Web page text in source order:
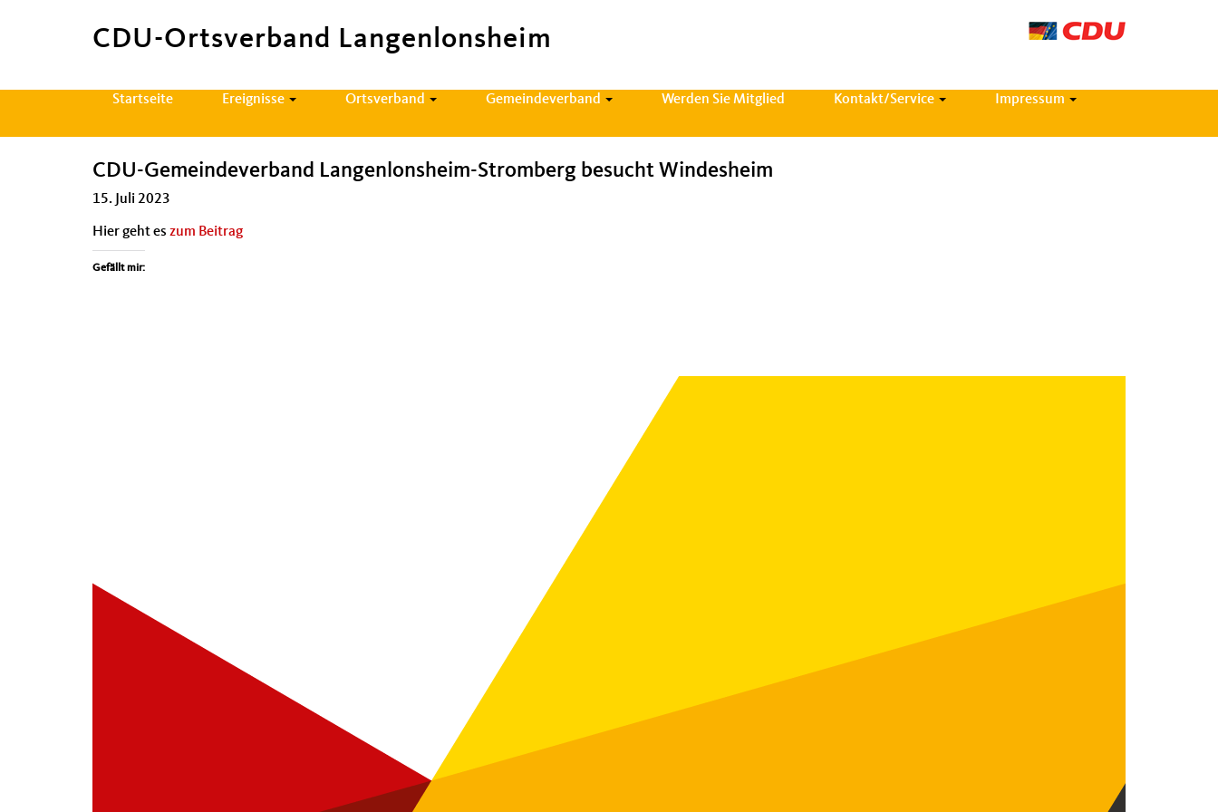
CDU-Ortsverband Langenlonsheim
Hauptnavigation
Startseite Ereignisse Ortsverband Gemeindeverband Werden Sie Mitglied Kontakt/Service Impressum
CDU-Gemeindeverband Langenlonsheim-Stromberg besucht Windesheim
15. Juli 2023
Hier geht es zum Beitrag
Gefällt mir: